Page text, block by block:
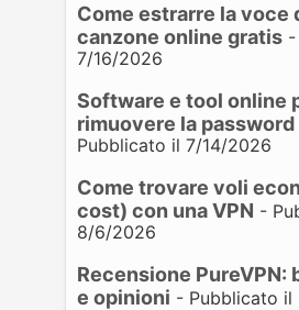
Come estrarre la voce
canzone online gratis -
7/16/2026
Software e tool online
rimuovere la password
Pubblicato il 7/14/2026
Come trovare voli
cost) con una VPN -
8/6/2026
Recensione PureVPN:
e opinioni - Pubblicato